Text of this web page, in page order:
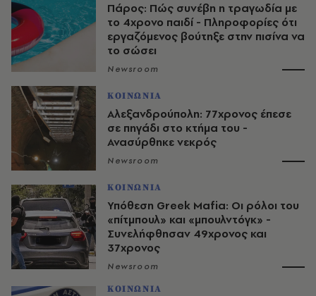
Πάρος: Πώς συνέβη η τραγωδία με
το 4χρονο παιδί - Πληροφορίες ότι
εργαζόμενος βούτηξε στην πισίνα να
το σώσει
Newsroom
ΚΟΙΝΩΝΙΑ
Αλεξανδρούπολη: 77χρονος έπεσε
σε πηγάδι στο κτήμα του -
Ανασύρθηκε νεκρός
Newsroom
ΚΟΙΝΩΝΙΑ
Υπόθεση Greek Mafia: Οι ρόλοι του
«πίτμπουλ» και «μπουλντόγκ» -
Συνελήφθησαν 49χρονος και
37χρονος
Newsroom
ΚΟΙΝΩΝΙΑ